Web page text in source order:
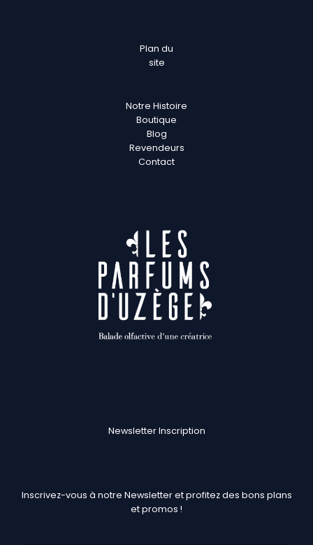
Plan du
site
Notre Histoire
Boutique
Blog
Revendeurs
Contact
Newsletter Inscription
Inscrivez-vous à notre Newsletter et profitez des bons plans
et promos !